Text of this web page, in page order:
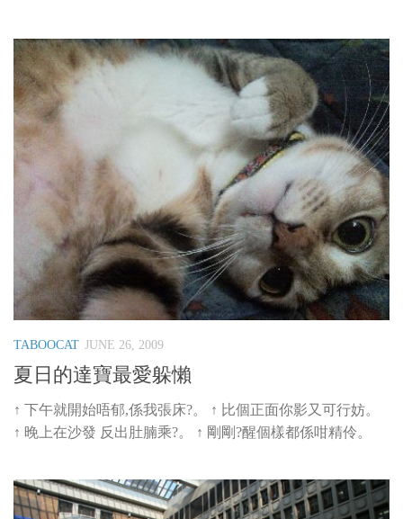
TABOOCAT JUNE 26, 2009
夏日的達寶最愛躲懶
↑ 下午就開始唔郁,係我張床?。 ↑ 比個正面你影又可行妨。
↑ 晚上在沙發 反出肚腩乘?。 ↑ 剛剛?醒個樣都係咁精伶。